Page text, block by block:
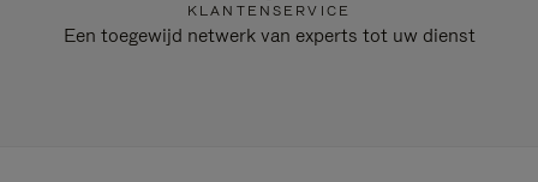
KLANTENSERVICE
Een toegewijd netwerk van experts tot uw dienst